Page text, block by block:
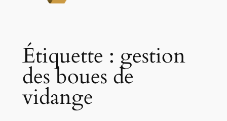
Étiquette : gestion
des boues de
vidange